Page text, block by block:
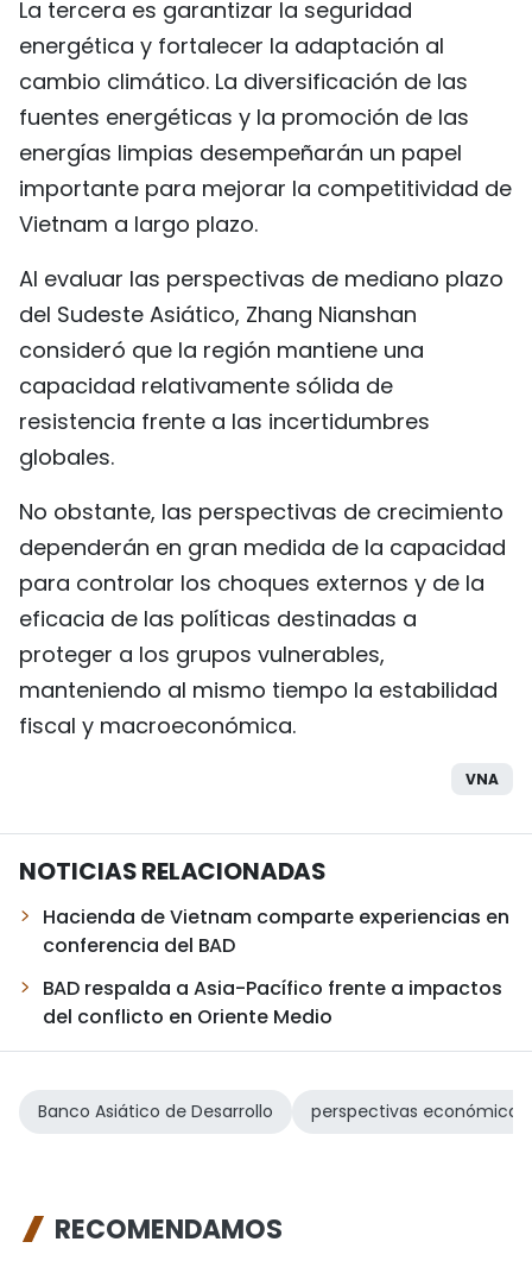
La tercera es garantizar la seguridad
energética y fortalecer la adaptación al
cambio climático. La diversificación de las
fuentes energéticas y la promoción de las
energías limpias desempeñarán un papel
importante para mejorar la competitividad de
Vietnam a largo plazo.
Al evaluar las perspectivas de mediano plazo
del Sudeste Asiático, Zhang Nianshan
consideró que la región mantiene una
capacidad relativamente sólida de
resistencia frente a las incertidumbres
globales.
No obstante, las perspectivas de crecimiento
dependerán en gran medida de la capacidad
para controlar los choques externos y de la
eficacia de las políticas destinadas a
proteger a los grupos vulnerables,
manteniendo al mismo tiempo la estabilidad
fiscal y macroeconómica.
VNA
NOTICIAS RELACIONADAS
Hacienda de Vietnam comparte experiencias en
conferencia del BAD
BAD respalda a Asia-Pacífico frente a impactos
del conflicto en Oriente Medio
Banco Asiático de Desarrollo perspectivas económicas
RECOMENDAMOS